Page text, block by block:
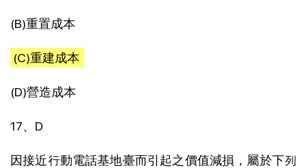
(B)重置成本
(C)重建成本
(D)營造成本
17、D
因接近行動電話基地臺而引起之價值減損，屬於下列